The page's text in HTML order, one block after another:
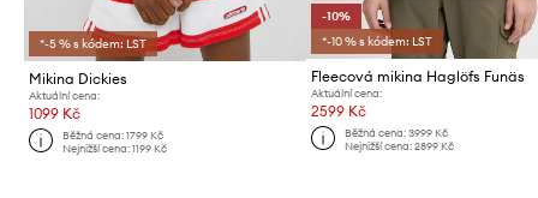
*-5 % s kódem: LST
Mikina Dickies
Aktuální cena:
1099 Kč
Běžná cena:1799 Kč
Nejnižší cena:1199 Kč
-10%
*-10 % s kódem: LST
Fleecová mikina Haglöfs Funäs
Aktuální cena:
2599 Kč
Běžná cena: 3999 Kč
Nejnižší cena: 2899 Kč